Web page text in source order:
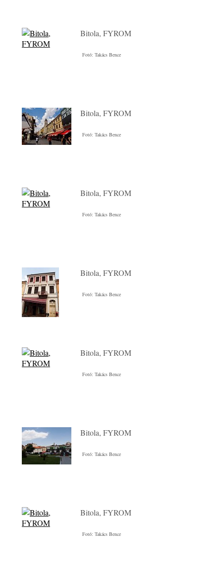
Bitola, FYROM
Fotó: Takács Bence
Bitola, FYROM
Fotó: Takács Bence
Bitola, FYROM
Fotó: Takács Bence
Bitola, FYROM
Fotó: Takács Bence
Bitola, FYROM
Fotó: Takács Bence
Bitola, FYROM
Fotó: Takács Bence
Bitola, FYROM
Fotó: Takács Bence